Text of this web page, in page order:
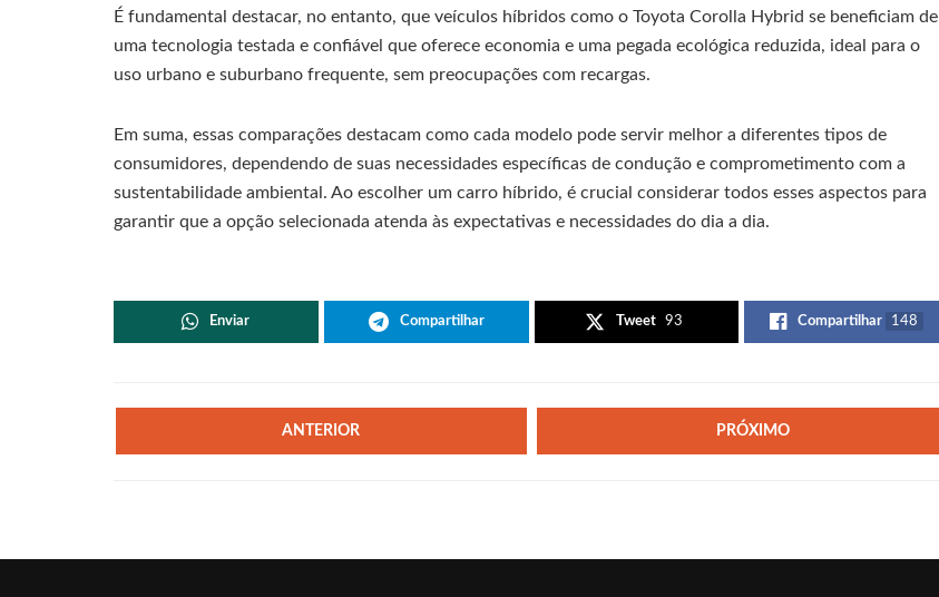
É fundamental destacar, no entanto, que veículos híbridos como o Toyota Corolla Hybrid se beneficiam de
uma tecnologia testada e confiável que oferece economia e uma pegada ecológica reduzida, ideal para o
uso urbano e suburbano frequente, sem preocupações com recargas.
Em suma, essas comparações destacam como cada modelo pode servir melhor a diferentes tipos de
consumidores, dependendo de suas necessidades específicas de condução e comprometimento com a
sustentabilidade ambiental. Ao escolher um carro híbrido, é crucial considerar todos esses aspectos para
garantir que a opção selecionada atenda às expectativas e necessidades do dia a dia.
Enviar Compartilhar Tweet 93 Compartilhar 148
ANTERIOR PRÓXIMO